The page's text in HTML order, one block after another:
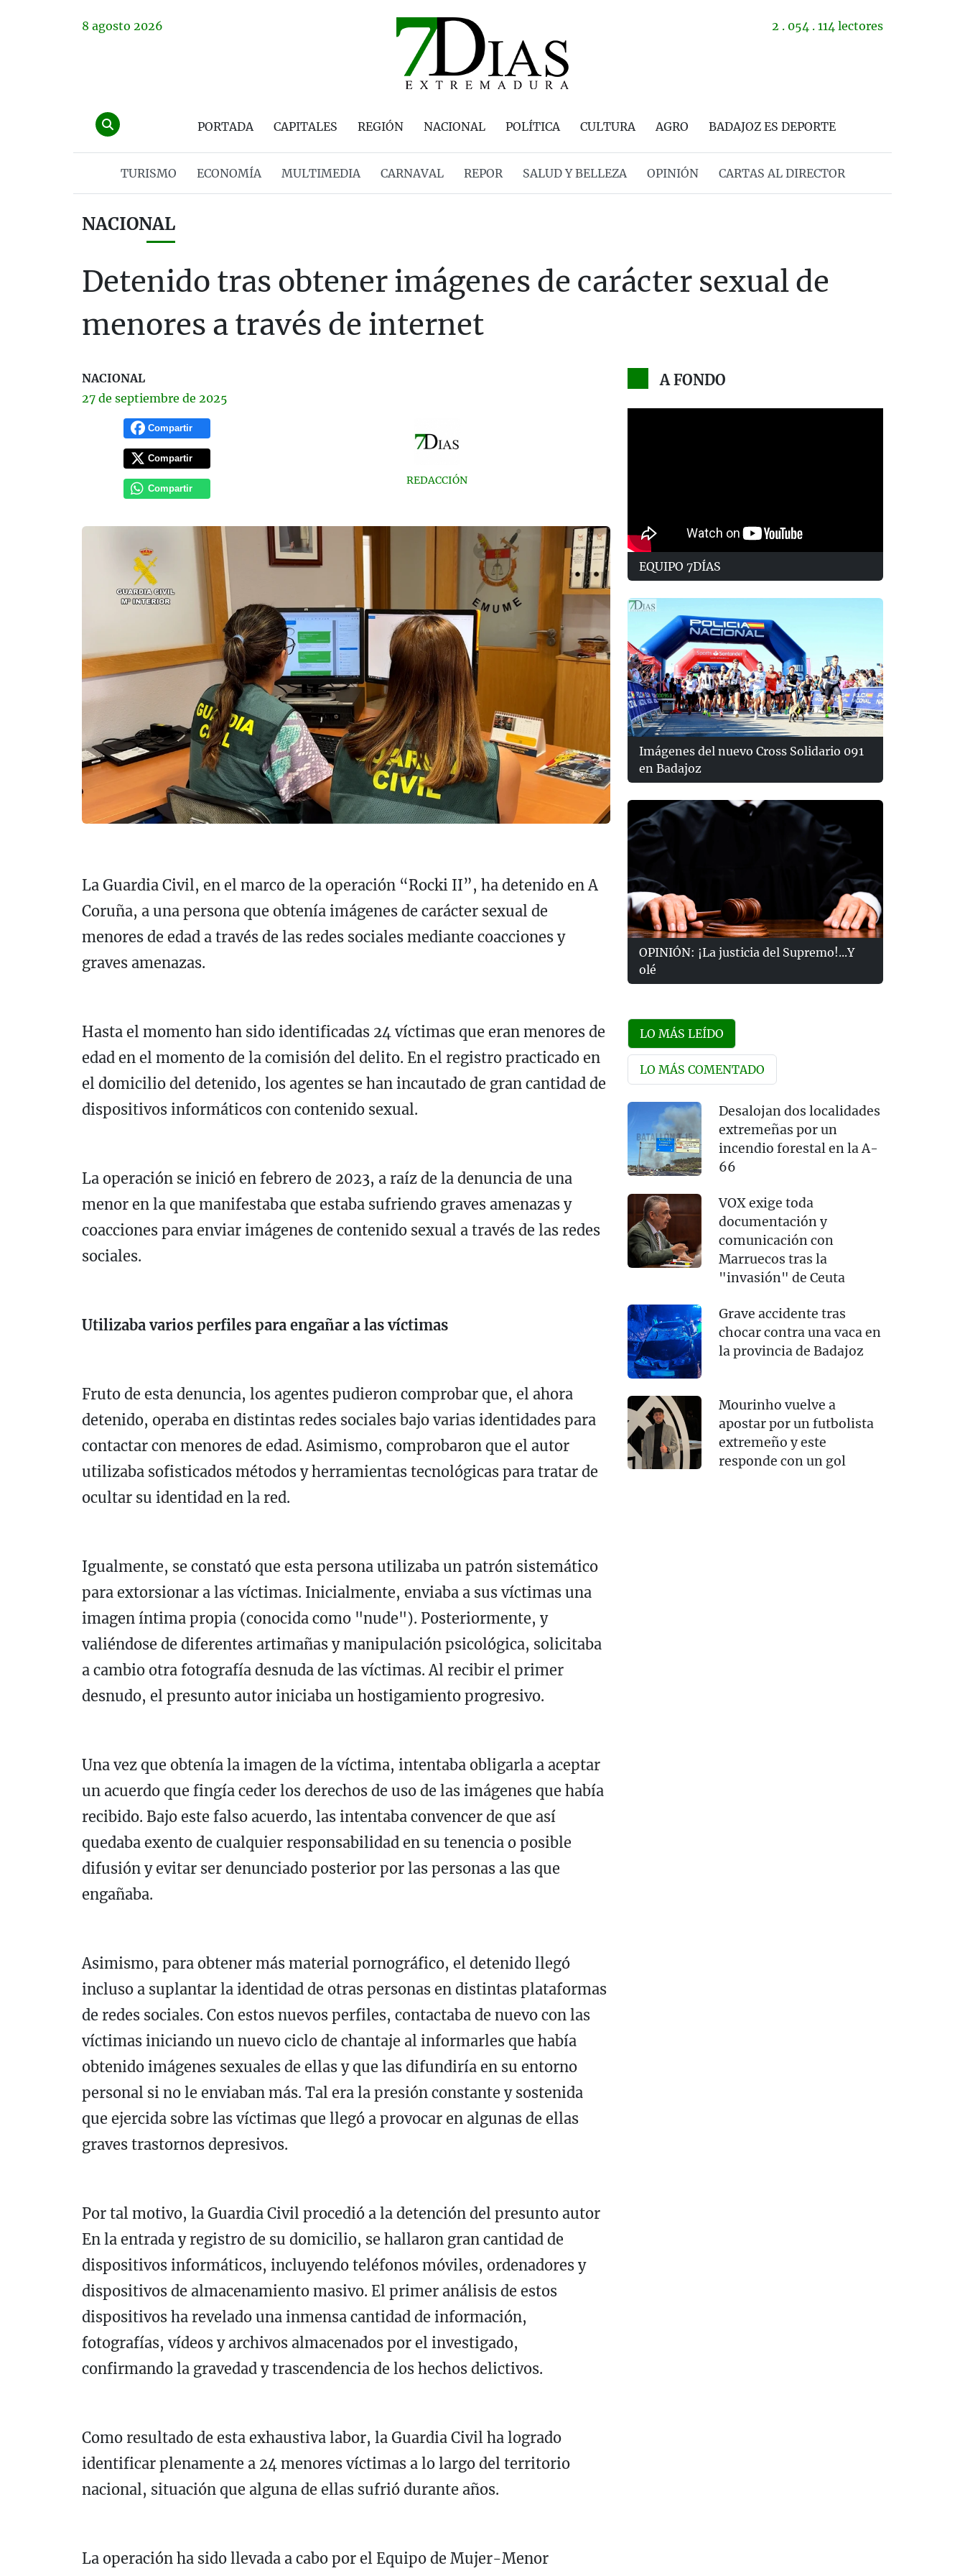
8 agosto 2026 2 . 054 . 114 lectores
PORTADA CAPITALES REGIÓN NACIONAL POLÍTICA CULTURA AGRO BADAJOZ ES DEPORTE
TURISMO ECONOMÍA MULTIMEDIA CARNAVAL REPOR SALUD Y BELLEZA OPINIÓN CARTAS AL DIRECTOR
NACIONAL
Detenido tras obtener imágenes de carácter sexual de
menores a través de internet
NACIONAL
27 de septiembre de 2025
Compartir
Compartir
Compartir
REDACCIÓN
La Guardia Civil, en el marco de la operación “Rocki II”, ha detenido en A
Coruña, a una persona que obtenía imágenes de carácter sexual de
menores de edad a través de las redes sociales mediante coacciones y
graves amenazas.
Hasta el momento han sido identificadas 24 víctimas que eran menores de
edad en el momento de la comisión del delito. En el registro practicado en
el domicilio del detenido, los agentes se han incautado de gran cantidad de
dispositivos informáticos con contenido sexual.
La operación se inició en febrero de 2023, a raíz de la denuncia de una
menor en la que manifestaba que estaba sufriendo graves amenazas y
coacciones para enviar imágenes de contenido sexual a través de las redes
sociales.
Utilizaba varios perfiles para engañar a las víctimas
Fruto de esta denuncia, los agentes pudieron comprobar que, el ahora
detenido, operaba en distintas redes sociales bajo varias identidades para
contactar con menores de edad. Asimismo, comprobaron que el autor
utilizaba sofisticados métodos y herramientas tecnológicas para tratar de
ocultar su identidad en la red.
Igualmente, se constató que esta persona utilizaba un patrón sistemático
para extorsionar a las víctimas. Inicialmente, enviaba a sus víctimas una
imagen íntima propia (conocida como "nude"). Posteriormente, y
valiéndose de diferentes artimañas y manipulación psicológica, solicitaba
a cambio otra fotografía desnuda de las víctimas. Al recibir el primer
desnudo, el presunto autor iniciaba un hostigamiento progresivo.
Una vez que obtenía la imagen de la víctima, intentaba obligarla a aceptar
un acuerdo que fingía ceder los derechos de uso de las imágenes que había
recibido. Bajo este falso acuerdo, las intentaba convencer de que así
quedaba exento de cualquier responsabilidad en su tenencia o posible
difusión y evitar ser denunciado posterior por las personas a las que
engañaba.
Asimismo, para obtener más material pornográfico, el detenido llegó
incluso a suplantar la identidad de otras personas en distintas plataformas
de redes sociales. Con estos nuevos perfiles, contactaba de nuevo con las
víctimas iniciando un nuevo ciclo de chantaje al informarles que había
obtenido imágenes sexuales de ellas y que las difundiría en su entorno
personal si no le enviaban más. Tal era la presión constante y sostenida
que ejercida sobre las víctimas que llegó a provocar en algunas de ellas
graves trastornos depresivos.
Por tal motivo, la Guardia Civil procedió a la detención del presunto autor
En la entrada y registro de su domicilio, se hallaron gran cantidad de
dispositivos informáticos, incluyendo teléfonos móviles, ordenadores y
dispositivos de almacenamiento masivo. El primer análisis de estos
dispositivos ha revelado una inmensa cantidad de información,
fotografías, vídeos y archivos almacenados por el investigado,
confirmando la gravedad y trascendencia de los hechos delictivos.
Como resultado de esta exhaustiva labor, la Guardia Civil ha logrado
identificar plenamente a 24 menores víctimas a lo largo del territorio
nacional, situación que alguna de ellas sufrió durante años.
La operación ha sido llevada a cabo por el Equipo de Mujer-Menor
A FONDO
EQUIPO 7DÍAS
Imágenes del nuevo Cross Solidario 091
en Badajoz
OPINIÓN: ¡La justicia del Supremo!...Y
olé
LO MÁS LEÍDO
LO MÁS COMENTADO
Desalojan dos localidades
extremeñas por un
incendio forestal en la A-
66
VOX exige toda
documentación y
comunicación con
Marruecos tras la
"invasión" de Ceuta
Grave accidente tras
chocar contra una vaca en
la provincia de Badajoz
Mourinho vuelve a
apostar por un futbolista
extremeño y este
responde con un gol